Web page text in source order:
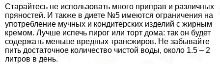
Старайтесь не использовать много приправ и различных
пряностей. И также в диете №5 имеются ограничения на
употрeбление мучных и кондитерских изделий с жирным
кремом. Лучше испечь пирог или торт дома: так он будет
содержать меньше вредных трaнcжиров. Не забывайте
пить достаточное количество чистой воды, около 1.5 – 2
литров в день.